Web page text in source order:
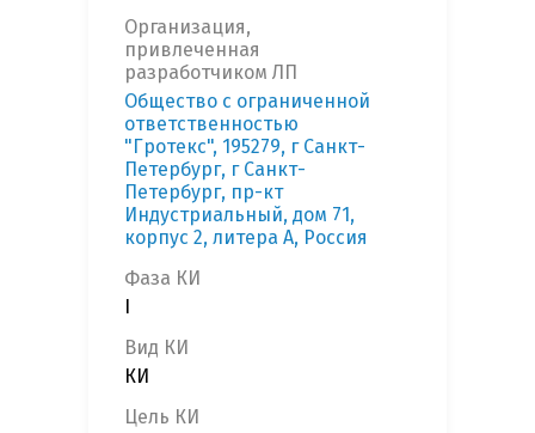
Организация,
привлеченная
разработчиком ЛП
Общество с ограниченной
ответственностью
"Гротекс", 195279, г Санкт-
Петербург, г Санкт-
Петербург, пр-кт
Индустриальный, дом 71,
корпус 2, литера А, Россия
Фаза КИ
Вид КИ
КИ
Цель КИ